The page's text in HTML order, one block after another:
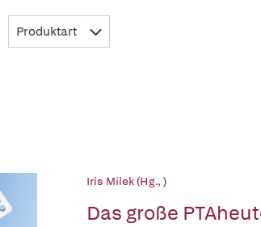
Produktart
Iris Milek (Hg., )
Das große